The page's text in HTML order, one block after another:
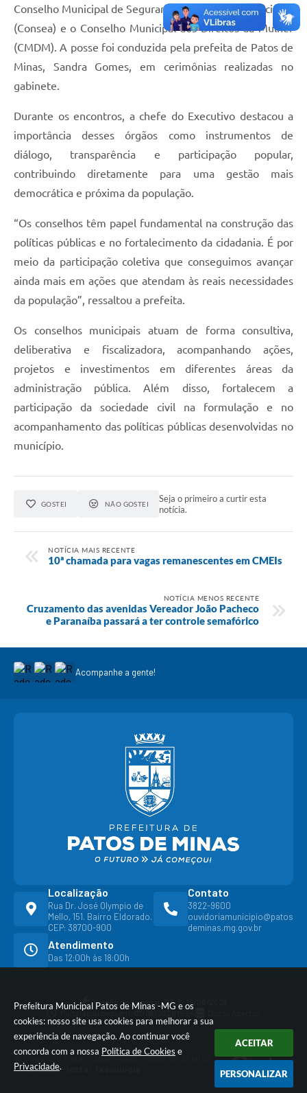
Prefeitura Municipal Patos de Minas -MG e os
cookies: nosso site usa cookies para melhorar a sua
experiência de navegação. Ao continuar você
concorda com a nossa Política de Cookies e
Privacidade.
ACEITAR
PERSONALIZAR
Conselho Municipal de Segurança Alimentar e Nutricional
(Consea) e o Conselho Municipal dos Direitos da Mulher
(CMDM). A posse foi conduzida pela prefeita de Patos de
Minas, Sandra Gomes, em cerimônias realizadas no
gabinete.
Durante os encontros, a chefe do Executivo destacou a
importância desses órgãos como instrumentos de
diálogo, transparência e participação popular,
contribuindo diretamente para uma gestão mais
democrática e próxima da população.
“Os conselhos têm papel fundamental na construção das
políticas públicas e no fortalecimento da cidadania. É por
meio da participação coletiva que conseguimos avançar
ainda mais em ações que atendam às reais necessidades
da população”, ressaltou a prefeita.
Os conselhos municipais atuam de forma consultiva,
deliberativa e fiscalizadora, acompanhando ações,
projetos e investimentos em diferentes áreas da
administração pública. Além disso, fortalecem a
participação da sociedade civil na formulação e no
acompanhamento das políticas públicas desenvolvidas no
município.
GOSTEI NÃO GOSTEI
Seja o primeiro a curtir esta
notícia.
NOTÍCIA MAIS RECENTE
10ª chamada para vagas remanescentes em CMEIs
NOTÍCIA MENOS RECENTE
Cruzamento das avenidas Vereador João Pacheco
e Paranaíba passará a ter controle semafórico
Acompanhe a gente!
Localização
Rua Dr. José Olympio de
Mello, 151. Bairro Eldorado.
CEP: 38700-900
Contato
3822-9600
ouvidoriamunicipio@patos
deminas.mg.gov.br
Atendimento
Das 12:00h às 18:00h
Versão do Sistema:3.5.3 - 19/06/2026
Portal atualizado em:
© Copyright Instar - 2006-2026. Todos os direitos
reservados -